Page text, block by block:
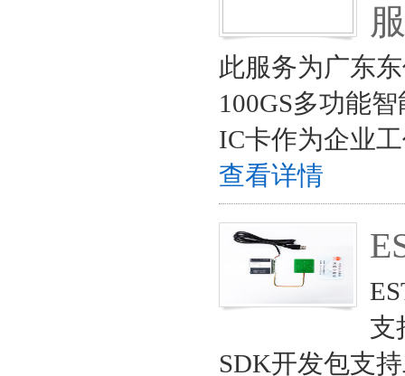
此服务为广东
100GS多功能
IC卡作为企业
查看详情
支
SDK开发包支